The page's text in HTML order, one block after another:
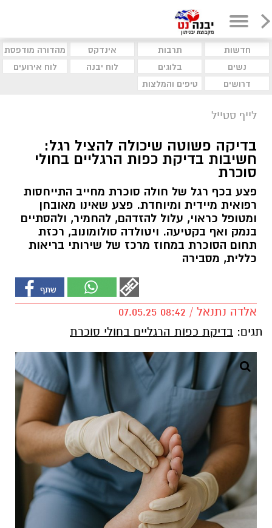
חדשות תרבות אינדקס
מהדורה מודפסת
נשים
בלוגים לוח יבנה
לוח אירועים
דרושים
טיפים והמלצות
לייף סטייל
בדיקה פשוטה שיכולה להציל רגל:
חשיבות בדיקת כפות הרגליים בחולי
סוכרת
פצע בכף רגל של חולה סוכרת מחייב התייחסות
רפואית מיידית ומיוחדת. פצע שאינו מאובחן
ומטופל כראוי, עלול להזדהם, להחמיר, ולהסתיים
בנמק ואף בקטיעה. ויטולדה סולומונוב, רכזת
תחום הסוכרת במחוז מרכז של שירותי בריאות
כללית, מסבירה
אלדה נתנאל / 08:42 07.05.25
תגים: בדיקת כפות הרגליים בחולי סוכרת